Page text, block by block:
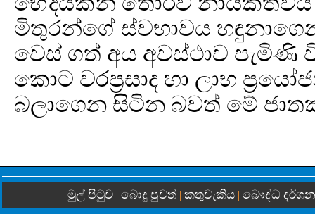
මිතුරන්ගේ ස්වභාවය
වෙස් ගත් අය අවස්ථාව
කොට වරප්‍රසාද හා ලාභ
බලාගෙන සිටින බවත් මේ
මුල් පිටුව | බොදු පුවත්| කතුවැකිය| බෞද්ධ